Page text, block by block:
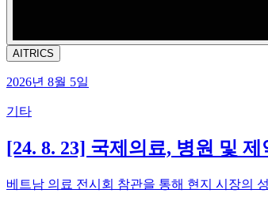
AITRICS
2026년 8월 5일
기타
[24. 8. 23] 국제의료, 병원 및
베트남 의료 전시회 참관을 통해 현지 시장의